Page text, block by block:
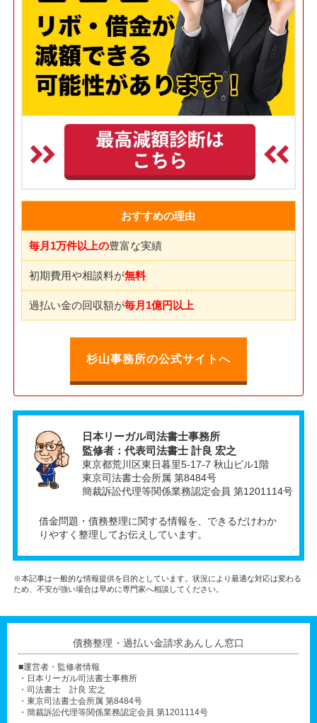
おすすめの理由
毎月1万件以上の豊富な実績
初期費用や相談料が無料
過払い金の回収額が毎月1億円以上
杉山事務所の公式サイトへ
日本リーガル司法書士事務所
監修者：代表司法書士 計良 宏之
東京都荒川区東日暮里5-17-7 秋山ビル1階
東京司法書士会所属 第8484号
簡裁訴訟代理等関係業務認定会員 第1201114号
借金問題・債務整理に関する情報を、できるだけわか
りやすく整理してお伝えしています。
※本記事は一般的な情報提供を目的としています。状況により最適な対応は変わる
ため、不安が強い場合は早めに専門家へ相談してください。
債務整理・過払い金請求あんしん窓口
■運営者・監修者情報
・日本リーガル司法書士事務所
・司法書士 計良 宏之
・東京司法書士会所属 第8484号
・簡裁訴訟代理等関係業務認定会員 第1201114号